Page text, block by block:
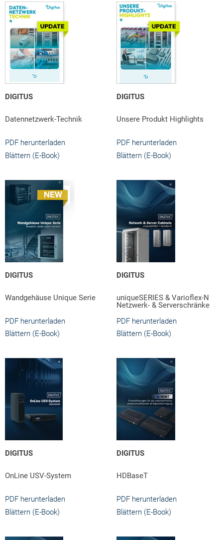
DIGITUS
Datennetzwerk-Technik
PDF herunterladen
Blättern (E-Book)
DIGITUS
Unsere Produkt Highlights
PDF herunterladen
Blättern (E-Book)
DIGITUS
Wandgehäuse Unique Serie
PDF herunterladen
Blättern (E-Book)
DIGITUS
uniqueSERIES & Varioflex-N
Netzwerk- & Serverschränke
PDF herunterladen
Blättern (E-Book)
DIGITUS
OnLine USV-System
PDF herunterladen
Blättern (E-Book)
DIGITUS
HDBaseT
PDF herunterladen
Blättern (E-Book)